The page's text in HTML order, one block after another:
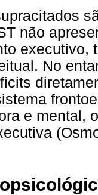
não
executivo,
No
e mental,